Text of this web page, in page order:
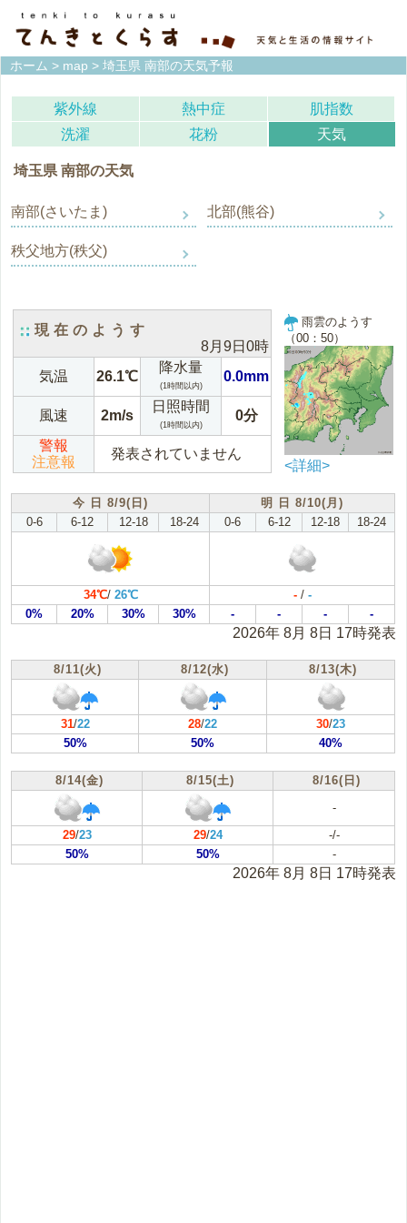
ホーム > map > 埼玉県 南部の天気予報
紫外線 熱中症
肌指数
洗濯
花粉 天気
埼玉県 南部の天気
南部(さいたま) 北部(熊谷)
秩父地方(秩父)
現在のようす
8月9日0時
気温
26.1℃
降水量
(1時間以内)
0.0mm
風速 2m/s
日照時間
(1時間以内)
0分
警報
注意報
発表されていません
雨雲のようす
（00：50）
<詳細>
今 日 8/9(日)
明 日 8/10(月)
0-6
6-12 12-18 18-24 0-6 6-12 12-18 18-24
34℃/ 26℃ -/ -
0%
20% 30% 30% - - - -
2026年 8月 8日 17時発表
8/11(火) 8/12(水) 8/13(木)
31/22 28/22 30/23
50%
50% 40%
8/14(金) 8/15(土)
8/16(日)
-
29/23 29/24
-/-
50%
50% -
2026年 8月 8日 17時発表